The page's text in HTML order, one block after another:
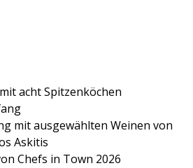
acht Spitzenköchen
mit ausgewählten Weinen von
Askitis
Chefs in Town 2026